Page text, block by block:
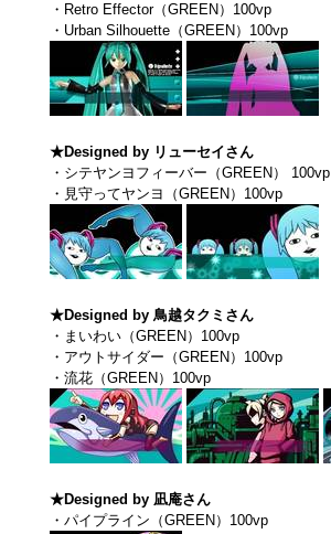
・Retro Effector（GREEN）100vp
・Urban Silhouette（GREEN）100vp
★Designed by リューセイさん
・シテヤンヨフィーバー（GREEN） 100vp
・見守ってヤンヨ（GREEN）100vp
★Designed by 鳥越タクミさん
・まいわい（GREEN）100vp
・アウトサイダー（GREEN）100vp
・流花（GREEN）100vp
★Designed by 凪庵さん
・パイプライン（GREEN）100vp